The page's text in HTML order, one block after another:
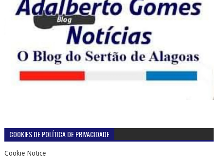
COOKIES DE POLÍTICA DE PRIVACIDADE
Cookie Notice